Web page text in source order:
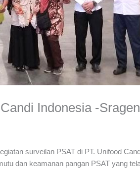
Indonesia -Sragen
surveilan PSAT di PT. Unifood
dan keamanan pangan PSAT yang